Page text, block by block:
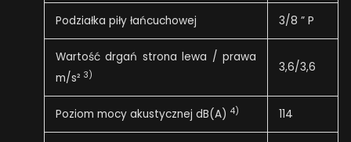
Podziałka piły łańcuchowej 3/8 ” P
Wartość drgań strona lewa / prawa
m/s² 3)
3,6/3,6
Poziom mocy akustycznej dB(A) 4) 114